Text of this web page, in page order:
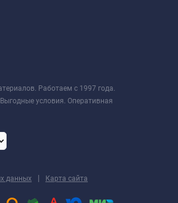
Работаем с 1997 года.
условия. Оперативная
данных | Карта сайта